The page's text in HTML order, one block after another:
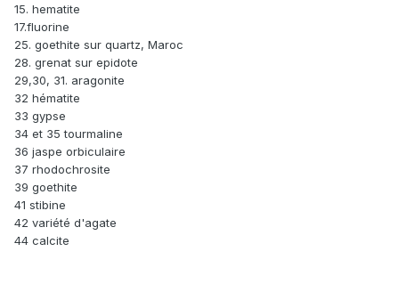
15. hematite
17.fluorine
25. goethite sur quartz, Maroc
28. grenat sur epidote
29,30, 31. aragonite
32 hématite
33 gypse
34 et 35 tourmaline
36 jaspe orbiculaire
37 rhodochrosite
39 goethite
41 stibine
42 variété d'agate
44 calcite